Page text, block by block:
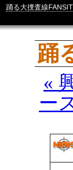
踊る大捜査線
踊
«
ー